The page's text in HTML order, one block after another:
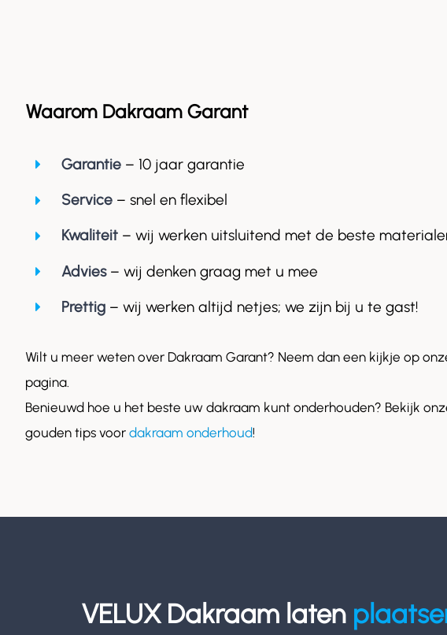
Waarom Dakraam Garant
Garantie– 10 jaar garantie
Service – snel en flexibel
Kwaliteit– wij werken uitsluitend met de beste
Advies– wij denken graag met u mee
Prettig– wij werken altijd netjes; we zijn bij u te gast!
Wilt u meer weten over Dakraam Garant? Neem dan een kijkje op
pagina.
Benieuwd hoe u het beste uw dakraam kunt onderhouden? Bekijk
gouden tips voor dakraam onderhoud!
VELUX Dakraam laten